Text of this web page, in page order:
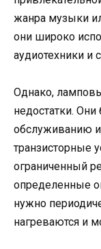
жанра музыки
они широко
аудиотехники и
Однако,
недостатки.
обслуживанию
транзисторные
ограниченный
определенные
нужно
нагреваются и